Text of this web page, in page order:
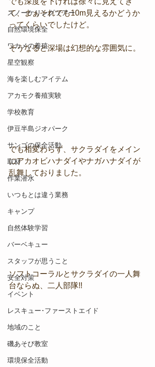
スノーケリングツアー
自然環境保全
ワカメの養殖
星空観察
海を楽しむアイテム
アカモク養殖実験
学校教育
伊豆半島ジオパーク
サンゴの保全活動
取材
作業潜水
いつもとは違う業務
キャンプ
自然体験学習
バーベキュー
スタッフが思うこと
安全対策
イベント
レスキュー･ファーストエイド
地域のこと
磯あそび教室
環境保全活動
て、まぁそれでも10m見えるかどうか
ってくらいでしたけど。
そうなると深場は幻想的な雰囲気に。
でも相変わらず、サクラダイをメイン
にアカオビハナダイやナガハナダイが
乱舞しておりました。
ソフトコーラルとサクラダイの一人舞
台ならぬ、二人部隊!!